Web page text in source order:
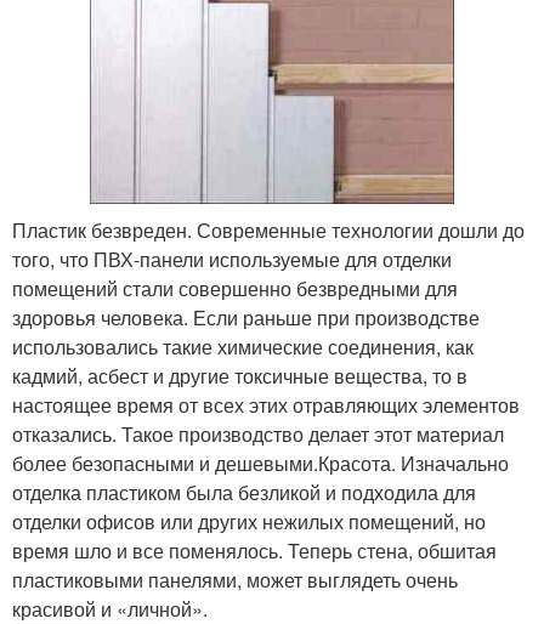
Пластик безвреден. Современные технологии дошли до
того, что ПВХ-панели используемые для отделки
помещений стали совершенно безвредными для
здоровья человека. Если раньше при производстве
использовались такие химические соединения, как
кадмий, асбест и другие токсичные вещества, то в
настоящее время от всех этих отравляющих элементов
отказались. Такое производство делает этот материал
более безопасными и дешевыми.Красота. Изначально
отделка пластиком была безликой и подходила для
отделки офисов или других нежилых помещений, но
время шло и все поменялось. Теперь стена, обшитая
пластиковыми панелями, может выглядеть очень
красивой и «личной».